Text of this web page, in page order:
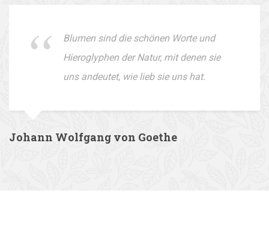
Blumen sind die schönen Worte und
Hieroglyphen der Natur, mit denen sie
uns andeutet, wie lieb sie uns hat.
Johann Wolfgang von Goethe